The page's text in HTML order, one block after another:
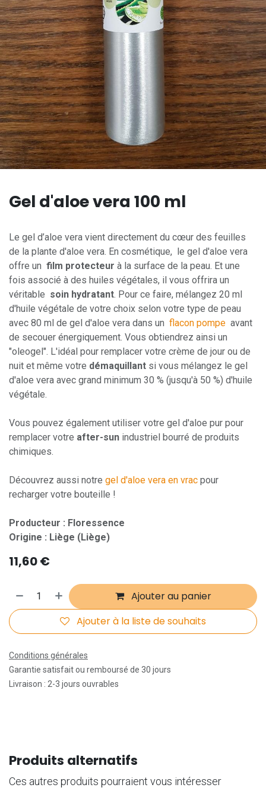
Gel d'aloe vera 100 ml
Le gel d’aloe vera vient directement du cœur des feuilles
de la plante d'aloe vera. En cosmétique, le gel d'aloe vera
offre un film protecteur à la surface de la peau. Et une
fois associé à des huiles végétales, il vous offrira un
véritable soin hydratant. Pour ce faire, mélangez 20 ml
d'huile végétale de votre choix selon votre type de peau
avec 80 ml de gel d'aloe vera dans un flacon pompe avant
de secouer énergiquement. Vous obtiendrez ainsi un
"oleogel". L'idéal pour remplacer votre crème de jour ou de
nuit et même votre démaquillant si vous mélangez le gel
d'aloe vera avec grand minimum 30 % (jusqu'à 50 %) d'huile
végétale.
Vous pouvez également utiliser votre gel d'aloe pur pour
remplacer votre after-sun industriel bourré de produits
chimiques.
Découvrez aussi notre gel d'aloe vera en vrac pour
recharger votre bouteille !
Producteur : Floressence
Origine : Liège (Liège)
11,60€
Ajouter au panier
Ajouter à la liste de souhaits
Conditions générales
Garantie satisfait ou remboursé de 30 jours
Livraison : 2-3 jours ouvrables
Produits alternatifs
Ces autres produits pourraient vous intéresser